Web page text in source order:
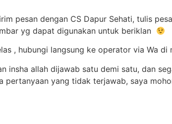
pesan dengan CS Dapur Sehati, tulis
yg dapat digunakan untuk beriklan
, hubungi langsung ke operator via Wa
insha allah dijawab satu demi satu, dan
pertanyaan yang tidak terjawab, saya